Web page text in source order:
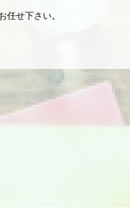
任せ下さい。